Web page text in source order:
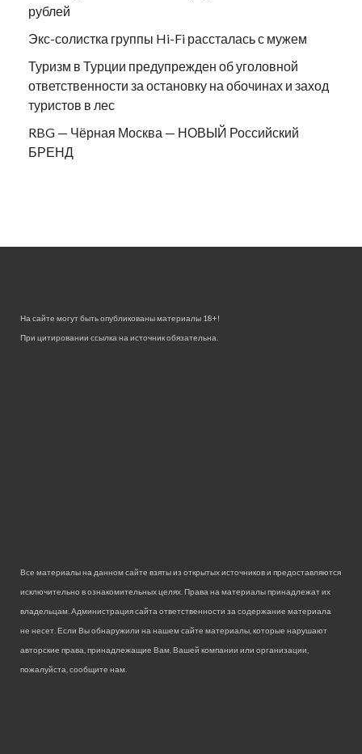
рублей
Экс-солистка группы Hi-Fi рассталась с мужем
Туризм в Турции предупрежден об уголовной
ответственности за остановку на обочинах и заход
туристов в лес
RBG — Чёрная Москва — НОВЫЙ Российский
БРЕНД
На сайте могут быть опубликованы материалы 18+!
При цитировании ссылка на источник обязательна.
Все материалы на данном сайте взяты из открытых источников и предоставляются
исключительно в ознакомительных целях. Права на материалы принадлежат их
владельцам. Администрация сайта ответственности за содержание материала
не несет. Если Вы обнаружили на нашем сайте материалы, которые нарушают
авторские права, принадлежащие Вам, Вашей компании или организации,
пожалуйста, сообщите нам.